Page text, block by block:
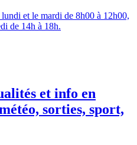
et le mardi de 8h00 à 12h00,
de 14h à 18h.
et info en
sorties, sport,